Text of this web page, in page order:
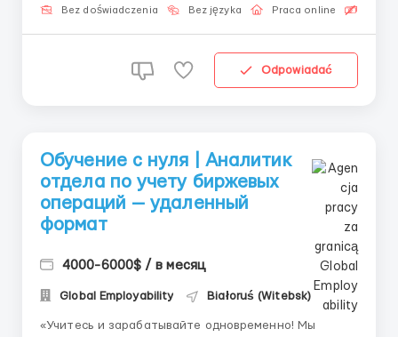
условия в международной финтех-компании.»
Bez doświadczenia Bez języka Praca online
Odpowiadać
Обучение с нуля | Аналитик
отдела по учету биржевых
операций — удаленный
формат
4000-6000$ / в месяц
Global Employability Białoruś (Witebsk)
«Учитесь и зарабатывайте одновременно! Мы